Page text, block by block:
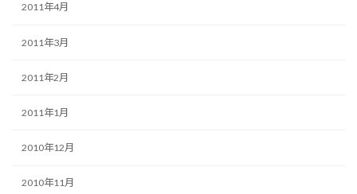
2011年4月
2011年3月
2011年2月
2011年1月
2010年12月
2010年11月